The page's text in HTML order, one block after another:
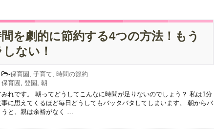
間を劇的に節約する4つの方法！もう
ない！
-保育園 , 子育て, 時間の節約
保育園 , 登園 , 朝
れです。 朝ってどうしてこんなに時間が足りないのでしょう？ 私は1分
に思えてくるほど毎日どうしてもバッタバタしてしまいます。 朝からバ
うと、親は余裕がなく …